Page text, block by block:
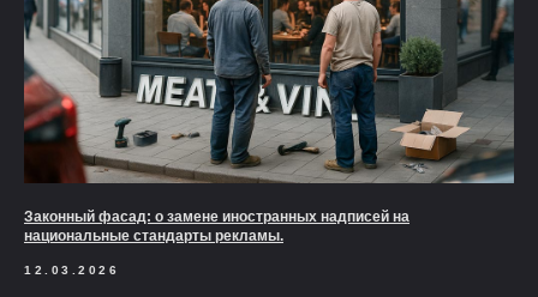
Законный фасад: о замене иностранных надписей на
национальные стандарты рекламы.
12.03.2026